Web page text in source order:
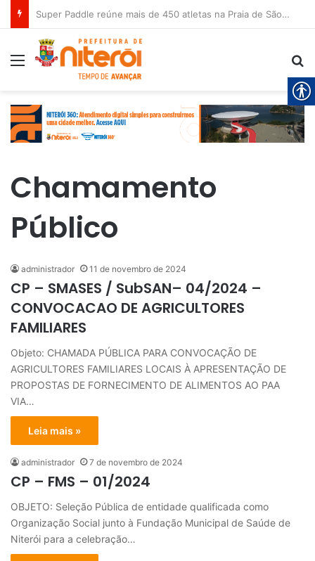
Super Paddle reúne mais de 450 atletas na Praia de São Francisco neste sábado (8)
Menu
Chamamento
Público
administrador 11 de novembro de 2024
CP – SMASES / SubSAN– 04/2024 –
CONVOCACAO DE AGRICULTORES
FAMILIARES
Objeto: CHAMADA PÚBLICA PARA CONVOCAÇÃO DE
AGRICULTORES FAMILIARES LOCAIS À APRESENTAÇÃO DE
PROPOSTAS DE FORNECIMENTO DE ALIMENTOS AO PAA
VIA…
Leia mais »
administrador 7 de novembro de 2024
CP – FMS – 01/2024
OBJETO: Seleção Pública de entidade qualificada como
Organização Social junto à Fundação Municipal de Saúde de
Niterói para a celebração…